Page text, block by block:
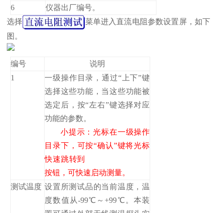
6
仪器出厂编号。
选择
菜单进入直流电阻参数设置屏，如下
图。
编号
说明
1
一级操作目录，通过“上下”键
选择这些功能，当这些功能被
选定后，按“左右”键选择对应
功能的参数。
小提示：光标在一级操作
目录下，可按“确认”键将光标
快速跳转到
按钮，可快速启动测量。
测试温度 设置所测试品的当前温度，温
度数值从-99℃～+99℃。本装